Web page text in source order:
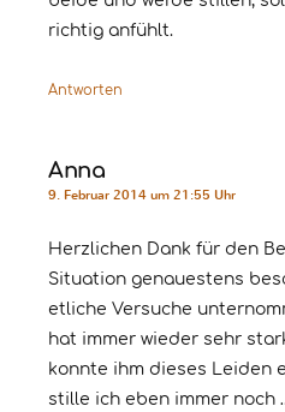
richtig anfühlt.
Antworten
Anna
9. Februar 2014 um 21:55 Uhr
Herzlichen Dank für den
Situation genauestens
etliche Versuche
hat immer wieder sehr
konnte ihm dieses Leiden
stille ich eben immer noch